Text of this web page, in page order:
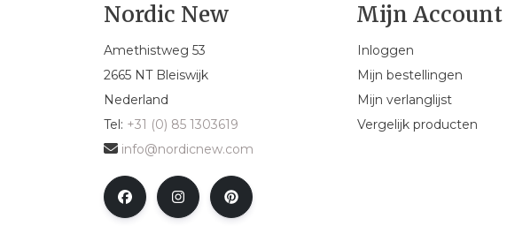
Nordic New
Amethistweg 53
2665 NT Bleiswijk
Nederland
Tel: +31 (0) 85 1303619
info@nordicnew.com
Mijn Account
Inloggen
Mijn bestellingen
Mijn verlanglijst
Vergelijk producten